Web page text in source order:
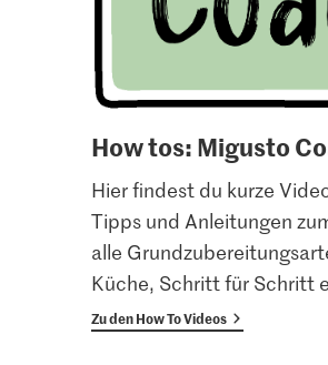
How tos: Migusto
Hier findest du kurze
Tipps und Anleitungen
alle
Küche, Schritt für Schritt
Zu den How To Videos